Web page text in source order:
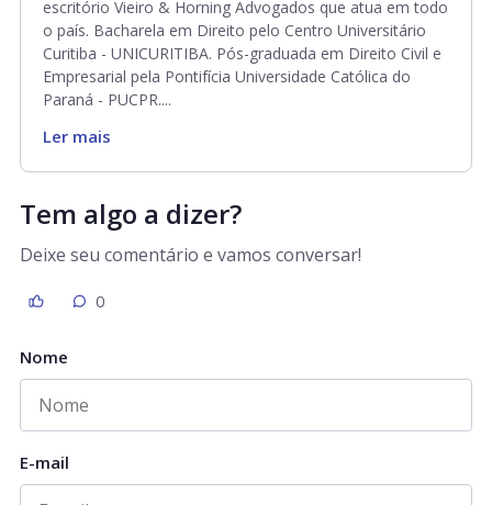
escritório Vieiro & Horning Advogados que atua em todo
o país. Bacharela em Direito pelo Centro Universitário
Curitiba - UNICURITIBA. Pós-graduada em Direito Civil e
Empresarial pela Pontifícia Universidade Católica do
Paraná - PUCPR....
Ler mais
Tem algo a dizer?
Deixe seu comentário e vamos conversar!
0
Nome
E-mail